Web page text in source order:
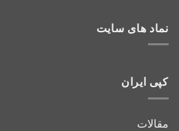
نماد های سایت
کپی ایران
مقالات